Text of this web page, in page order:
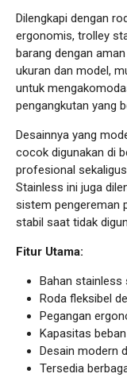
Dilengkapi dengan
ergonomis, trolley
barang dengan
ukuran dan model,
untuk
pengangkutan yang
Desainnya yang
cocok digunakan di
profesional
Stainless ini juga
sistem pengereman
stabil saat tidak
Fitur Utama:
Bahan stainless
Roda fleksibel
Pegangan
Kapasitas
Desain modern
Tersedia